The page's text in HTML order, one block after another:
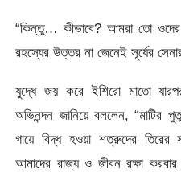
“কিন্তু… কীভাবে? আমরা তো
রহস্যের উত্তর না জেনেই সূর্যের
যুদ্ধে জয় করে ইশিরো মাতো
অভিনন্দন জানিয়ে বললেন, “মাটির
গায়ে বিদ্ধ হওয়া শত্রুদের
আমাদের রাজ্য ও জীবন রক্ষা